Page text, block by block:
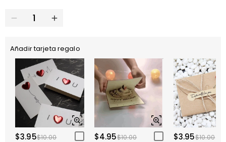
Añadir tarjeta regalo
$3.95$10.00 $4.95$10.00 $3.95$10.00